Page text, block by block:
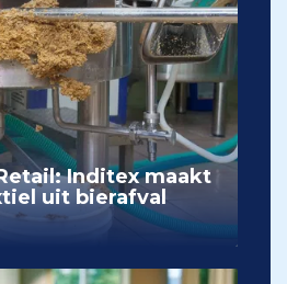
Inditex maakt
uit bierafval